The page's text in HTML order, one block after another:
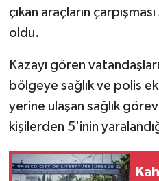
çıkan araçların
oldu.
Kazayı gören
bölgeye sağlık ve polis
yerine ulaşan sağlık
kişilerden 5'inin
Yemek
SEÇİM 2014
KİM KİMDİR
ÇEK GÖNDER